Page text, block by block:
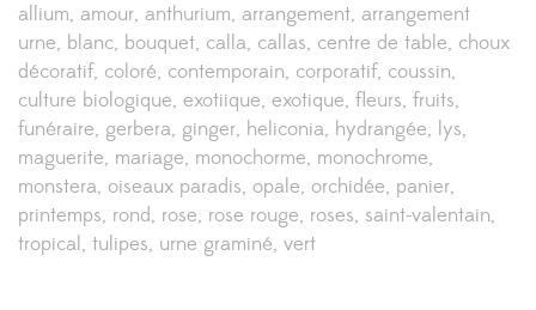
allium amour anthurium arrangement arrangement
urne blanc bouquet calla callas centre de table choux
décoratif coloré contemporain corporatif coussin
culture biologique exotiique exotique fleurs fruits
funéraire gerbera ginger heliconia hydrangée lys
maguerite mariage monochorme monochrome
monstera oiseaux paradis opale orchidée panier
printemps rond rose rose rouge roses saint-valentain
tropical tulipes urne graminé vert